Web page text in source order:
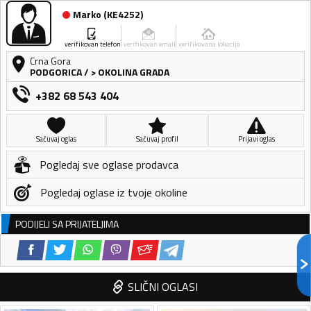
Marko (KE4252)
verifikovan telefon verifikovan email verifikovana lokacija
Crna Gora
PODGORICA/ > OKOLINA GRADA
+382 68 543 404
Sačuvaj oglas Sačuvaj profil Prijavi oglas
Pogledaj sve oglase prodavca
Pogledaj oglase iz tvoje okoline
PODIJELI SA PRIJATELJIMA
SLIČNI OGLASI